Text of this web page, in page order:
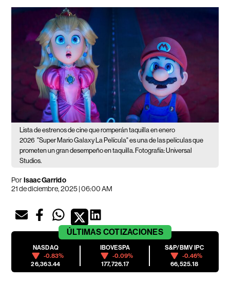
Lista de estrenos de cine que romperán taquilla en enero
2026 "Super Mario Galaxy La Película" es una de las películas que
prometen un gran desempeño en taquilla. Fotografía: Universal
Studios.
PorIsaac Garrido
21 de diciembre, 2025 | 06:00 AM
ÚLTIMAS COTIZACIONES
NASDAQ
-0.83%
26,363.44
IBOVESPA
-0.09%
177,726.17
S&P/BMV IPC
-0.46%
66,525.18